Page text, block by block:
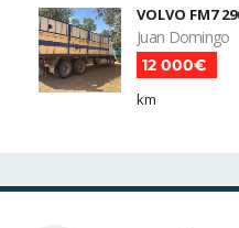
VOLVO FM7
Juan Domingo
12 000€
km